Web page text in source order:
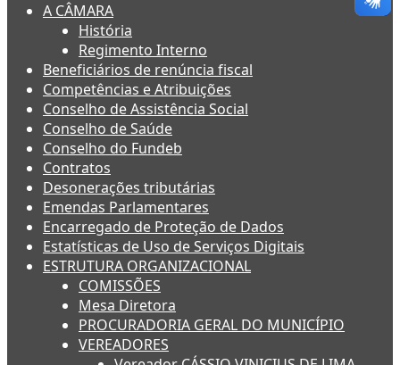
A CÂMARA
História
Regimento Interno
Beneficiários de renúncia fiscal
Competências e Atribuições
Conselho de Assistência Social
Conselho de Saúde
Conselho do Fundeb
Contratos
Desonerações tributárias
Emendas Parlamentares
Encarregado de Proteção de Dados
Estatísticas de Uso de Serviços Digitais
ESTRUTURA ORGANIZACIONAL
COMISSÕES
Mesa Diretora
PROCURADORIA GERAL DO MUNICÍPIO
VEREADORES